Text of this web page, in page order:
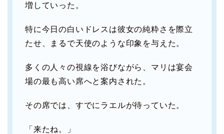
増していった。
特に今日の白いドレスは彼女の純粋さを際立
たせ、まるで天使のような印象を与えた。
多くの人々の視線を浴びながら、マリは宴会
場の最も高い席へと案内された。
その席では、すでにラエルが待っていた。
「来たね。」